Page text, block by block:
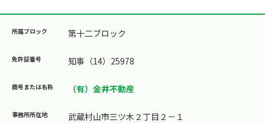
第十二ブロック
知事（14）25978
（有）金井不動産
武蔵村山市三ツ木２丁目２－１